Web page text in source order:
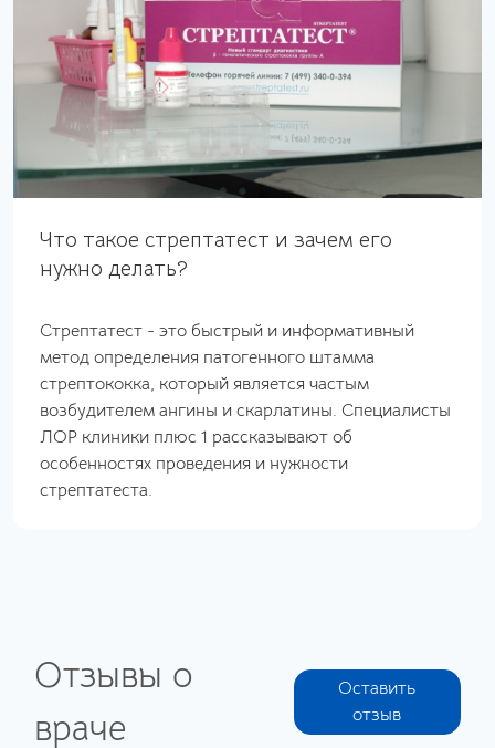
Что такое стрептатест и зачем его
нужно делать?
Стрептатест - это быстрый и информативный
метод определения патогенного штамма
стрептококка, который является частым
возбудителем ангины и скарлатины. Специалисты
ЛОР клиники плюс 1 рассказывают об
особенностях проведения и нужности
стрептатеста.
Отзывы о
враче
Оставить
отзыв